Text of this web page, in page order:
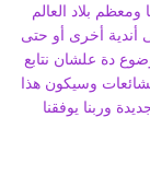
بلاد العالم
أندية أخرى أو حتى
دة علشان نتابع
وسيكون هذا
وربنا يوفقنا